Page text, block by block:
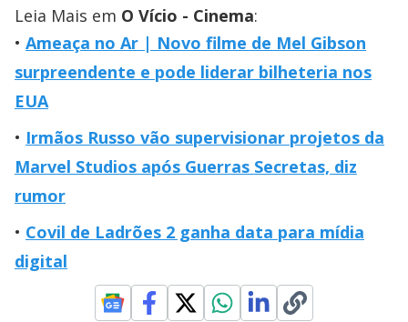
Leia Mais em O Vício - Cinema:
Ameaça no Ar | Novo filme de Mel Gibson
surpreendente e pode liderar bilheteria nos
EUA
Irmãos Russo vão supervisionar projetos da
Marvel Studios após Guerras Secretas, diz
rumor
Covil de Ladrões 2 ganha data para mídia
digital